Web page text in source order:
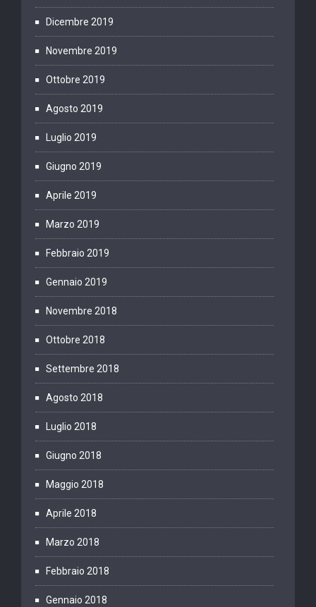
Dicembre 2019
Novembre 2019
Ottobre 2019
Agosto 2019
Luglio 2019
Giugno 2019
Aprile 2019
Marzo 2019
Febbraio 2019
Gennaio 2019
Novembre 2018
Ottobre 2018
Settembre 2018
Agosto 2018
Luglio 2018
Giugno 2018
Maggio 2018
Aprile 2018
Marzo 2018
Febbraio 2018
Gennaio 2018